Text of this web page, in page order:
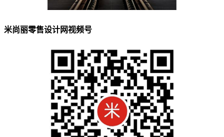
米尚丽零售设计网视频号